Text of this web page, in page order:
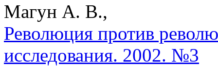
Магун А. В.,
Революция против
исследования. 2002. №3